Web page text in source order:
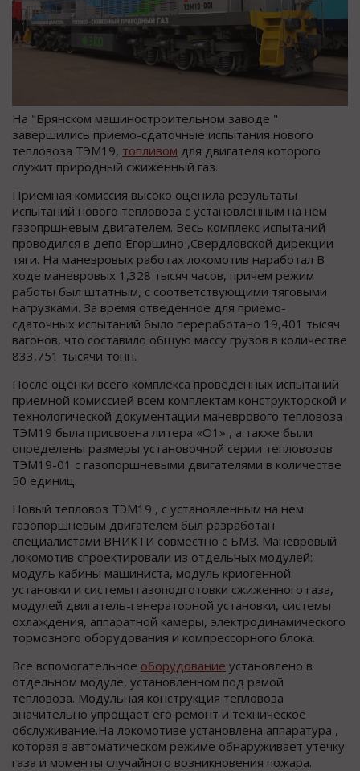
На "Брянском машиностроительном заводе "
завершились приемо-сдаточные испытания нового
тепловоза ТЭМ19, топливом для двигателя которого
служит природный сжиженный газ.
Приемная комиссия высоко оценила результаты
испытаний нового тепловоза с установленным на нем
газопршневым двигателем. Весь комплекс испытаний
проводился в депо Егоршино ,Свердловской дирекции
тяги. На маневровых работах локомотив наработал В
ходе маневровых 1,328 тысяч часов, причем режим
работы был штатным, с соответствующими тяговыми
нагрузками. За время отведенное для приемо-
сдаточных испытаний было переработано 19,401 тысяч
вагонов, что составило общую массу грузов в количестве
833,751 тысячи тонн.
После оценки всего комплекса проведенных испытаний
приемной комиссией всем комплектам конструкторской и
технологической документации маневрового тепловоза
ТЭМ19 была присвоена литера «О1» , а также были
определены размеры установочной серии тепловозов
ТЭМ19-01 с газопоршневыми двигателями в количестве
50 единиц.
Новый тепловоз ТЭМ19 , с установленным на нем
газопоршневым двигателем был разработан
специалистами ВНИКТИ совместно с БМЗ. Маневровый
локомотив спроектировали из отдельных модулей:
модуль кабины машиниста, модуль криогенной
установки и системы газоподготовки сжиженного газа,
модулей двигатель-генераторной установки, системы
охлаждения, аппаратной камеры, электродинамического
тормозного оборудования и компрессорного блока.
Все вспомогательное оборудование установлено в
отдельном модуле, установленном под рамой
тепловоза. Модульная конструкция тепловоза
значительно упрощает его ремонт и техническое
обслуживание.На локомотиве установлена аппаратура ,
которая в автоматическом режиме обнаруживает утечку
газа и моменты случайного возникновения пожара.